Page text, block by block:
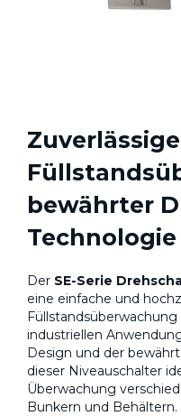
Zuverlässige
bewährter
Technologie
Der SE-Serie
eine einfache und
industriellen
Design und der
dieser Niveauschalter
Überwachung
Bunkern und Behältern.